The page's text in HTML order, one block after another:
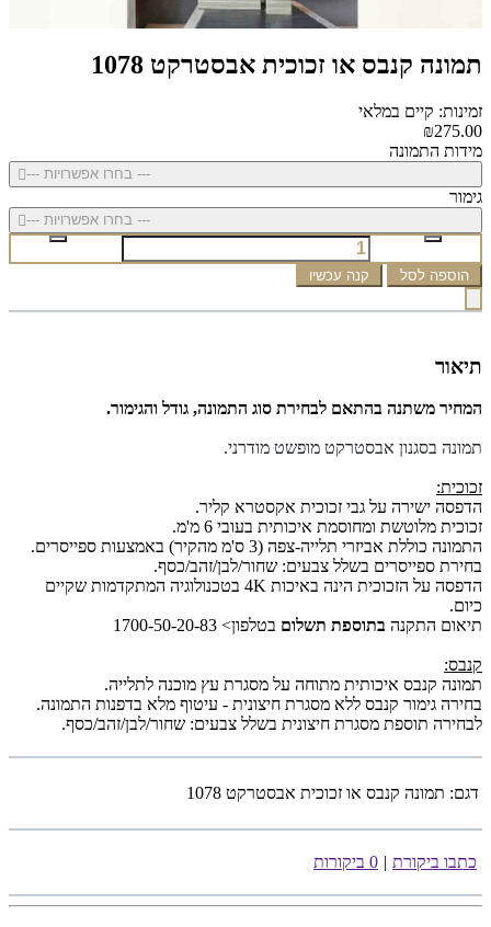
תמונה קנבס או זכוכית אבסטרקט 1078
זמינות: קיים במלאי
₪275.00
מידות התמונה
--- בחרו אפשרויות ---
גימור
--- בחרו אפשרויות ---
הוספה לסל קנה עכשיו
תיאור
המחיר משתנה בהתאם לבחירת סוג התמונה, גודל והגימור.
תמונה בסגנון אבסטרקט מופשט מודרני.
זכוכית:
הדפסה ישירה על גבי זכוכית אקסטרא קליר.
זכוכית מלוטשת ומחוסמת איכותית בעובי 6 מ'מ.
התמונה כוללת אביזרי תלייה-צפה (3 ס'מ מהקיר) באמצעות ספייסרים.
בחירת ספייסרים בשלל צבעים: שחור/לבן/זהב/כסף.
הדפסה על הזכוכית הינה באיכות 4K בטכנולוגיה המתקדמות שקיים
כיום.
תיאום התקנה בתוספת תשלום בטלפון> 1700-50-20-83
קנבס:
תמונה קנבס איכותית מתוחה על מסגרת עץ מוכנה לתלייה.
בחירה גימור קנבס ללא מסגרת חיצונית - עיטוף מלא בדפנות התמונה.
לבחירה תוספת מסגרת חיצונית בשלל צבעים: שחור/לבן/זהב/כסף.
דגם: תמונה קנבס או זכוכית אבסטרקט 1078
כתבו ביקורת | 0 ביקורות